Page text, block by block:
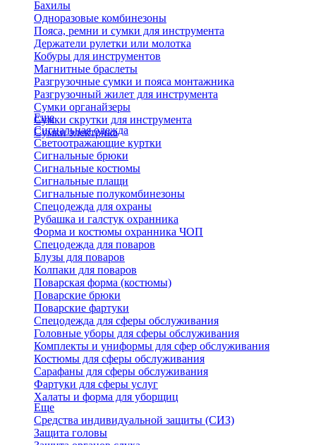
Бахилы
Одноразовые комбинезоны
Пояса, ремни и сумки для инструмента
Держатели рулетки или молотка
Кобуры для инструментов
Магнитные браслеты
Разгрузочные сумки и пояса монтажника
Разгрузочный жилет для инструмента
Сумки органайзеры
Сумки скрутки для инструмента
Сумки электрика
Еще
Сигнальная одежда
Светоотражающие куртки
Сигнальные брюки
Сигнальные костюмы
Сигнальные плащи
Сигнальные полукомбинезоны
Спецодежда для охраны
Рубашка и галстук охранника
Форма и костюмы охранника ЧОП
Спецодежда для поваров
Блузы для поваров
Колпаки для поваров
Поварская форма (костюмы)
Поварские брюки
Поварские фартуки
Спецодежда для сферы обслуживания
Головные уборы для сферы обслуживания
Комплекты и униформы для сфер обслуживания
Костюмы для сферы обслуживания
Сарафаны для сферы обслуживания
Фартуки для сферы услуг
Халаты и форма для уборщиц
Еще
Средства индивидуальной защиты (СИЗ)
Защита головы